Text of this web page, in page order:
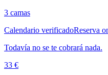
3 camas
Calendario verificadoReserva
Todavía no se te cobrará nada.
33 €